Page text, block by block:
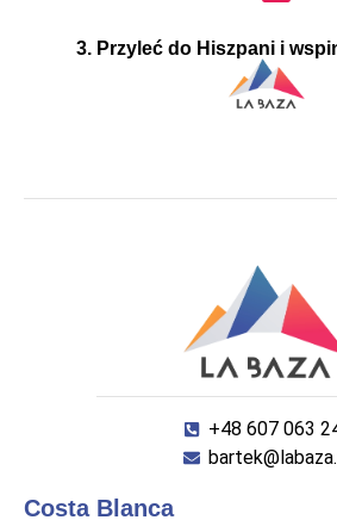
3. Przyleć do Hiszpani i
+48 607 063
Costa Blanca